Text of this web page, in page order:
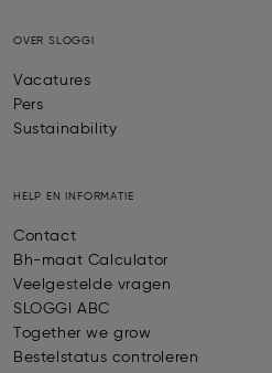
OVER SLOGGI
Vacatures
Pers
Sustainability
HELP EN INFORMATIE
Contact
Bh-maat Calculator
Veelgestelde vragen
SLOGGI ABC
Together we grow
Bestelstatus controleren